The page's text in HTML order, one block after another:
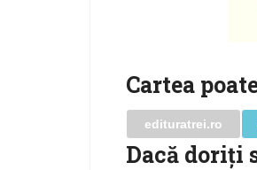
Cartea
edituratrei.ro
Dacă doriţi